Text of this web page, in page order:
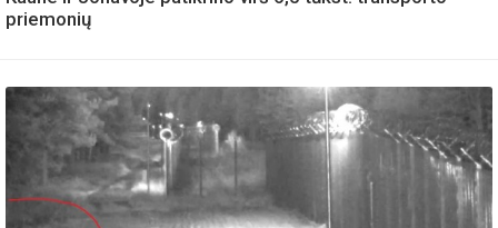
priemonių